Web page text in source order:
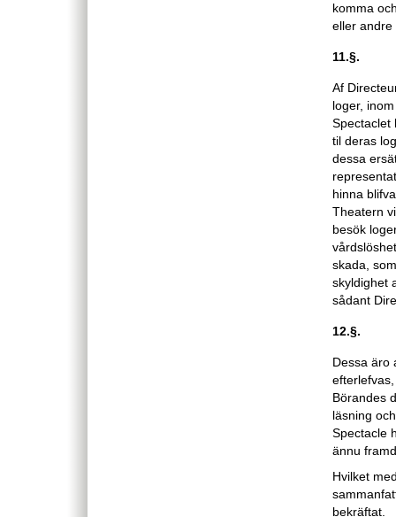
komma
eller andre
11.§.
Af
loger,
Spectaclet
til deras
dessa
hinna
Theatern
besök
skada,
skyldighet
sådant
12.§.
Dessa äro
Börandes
läsning
Spectacle
ännu
Hvilket
bekräftat.